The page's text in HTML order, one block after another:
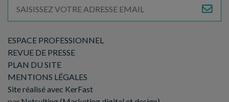
ESPACE PROFESSIONNEL
REVUE DE PRESSE
PLAN DU SITE
MENTIONS LÉGALES
Site réalisé avec KerFast